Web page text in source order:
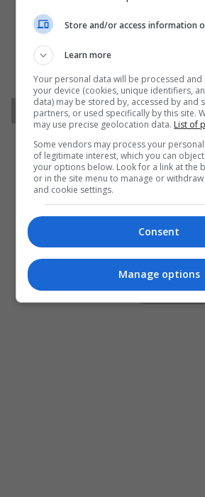
ينتقد اجتماع
المفوضية
ويحذر تحريف
نتائج
العليا المستقلة للانتخابات
مجلس الوزراء العراقي
المفوضية العليا
القيادة العامة
نيوز
Store and/or access information
Learn more
Your personal data will be processed
your device (cookies, unique identifiers,
data) may be stored by, accessed by and
partners, or used specifically by this site.
may use precise geolocation data. List of
Some vendors may process your
of legitimate interest, which you can
your options below. Look for a link at the
or in the site menu to manage or
and cookie settings.
Consent
Manage options